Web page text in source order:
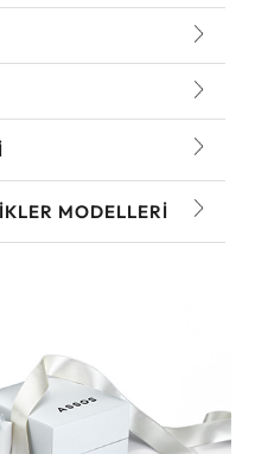
MODELLERI